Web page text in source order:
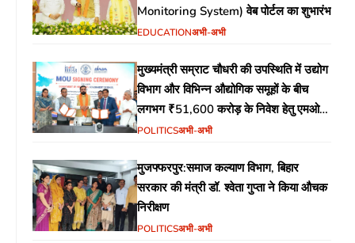
Monitoring System) वेब पोर्टल का शुभारंभ
EDUCATIONअभी-अभी
मुख्यमंत्री सम्राट चौधरी की उपस्थिति में उद्योग
विभाग और विभिन्न औद्योगिक समूहों के बीच
लगभग ₹51,600 करोड़ के निवेश हेतु एमओयू
(MoU) पर हस्ताक्षर
POLITICSअभी-अभी
मुजफ्फरपुर:समाज कल्याण विभाग, बिहार
सरकार की मंत्री डॉ. श्वेता गुप्ता ने किया औचक
निरीक्षण
POLITICSअभी-अभी